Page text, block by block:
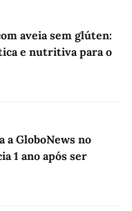
aveia sem glúten:
e nutritiva para o
a GloboNews no
1 ano após ser